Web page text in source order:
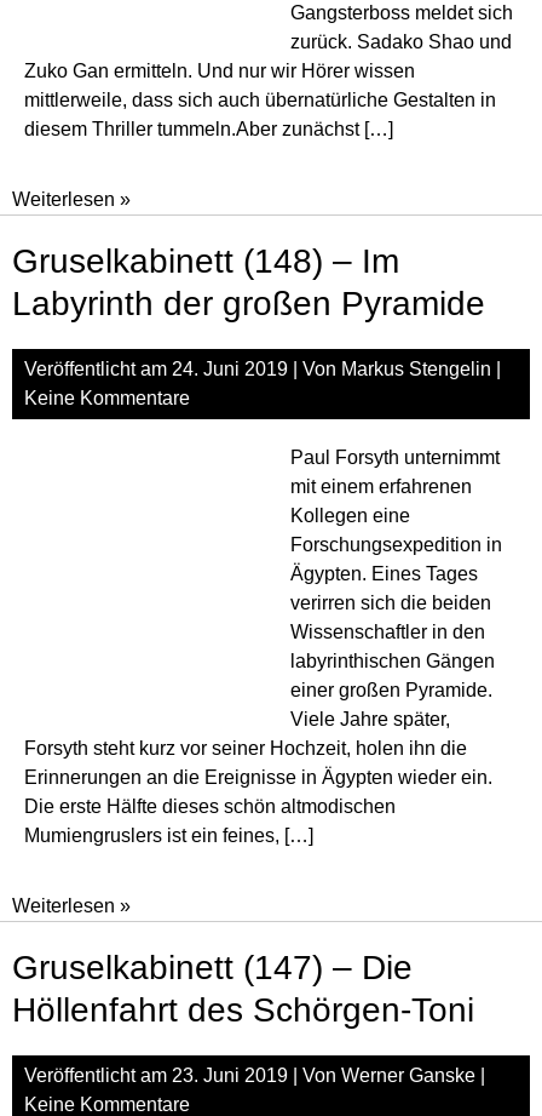
Gangsterboss meldet sich
zurück. Sadako Shao und
Zuko Gan ermitteln. Und nur wir Hörer wissen
mittlerweile, dass sich auch übernatürliche Gestalten in
diesem Thriller tummeln.Aber zunächst […]
Weiterlesen »Sinclair
Dead
(02)
Strafe
Gruselkabinett (148) – Im
Labyrinth der großen Pyramide
Veröffentlicht am 24. Juni 2019 | Von Markus Stengelin
Keine Kommentare
Paul Forsyth unternimmt
mit einem erfahrenen
Kollegen eine
Forschungsexpedition in
Ägypten. Eines Tages
verirren sich die beiden
Wissenschaftler in den
labyrinthischen Gängen
einer großen Pyramide.
Viele Jahre später,
Forsyth steht kurz vor seiner Hochzeit, holen ihn die
Erinnerungen an die Ereignisse in Ägypten wieder ein.
Die erste Hälfte dieses schön altmodischen
Mumiengruslers ist ein feines, […]
Weiterlesen »Gruselkabinett
–
Labyrinth
großen
Pyramide
Gruselkabinett (147) – Die
Höllenfahrt des Schörgen-Toni
Veröffentlicht am 23. Juni 2019 | Von Werner Ganske
Keine Kommentare